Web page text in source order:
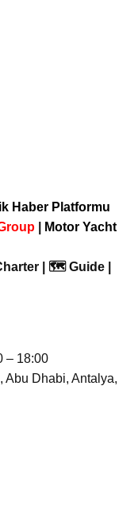
Haber Platformu
Motor Yacht
| 🗺️ Guide |
– 18:00
Abu Dhabi, Antalya,